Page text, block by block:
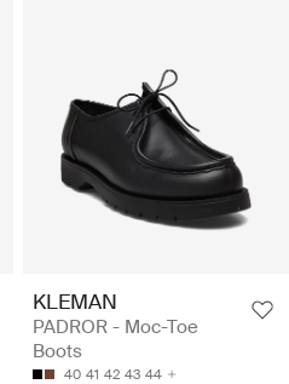
KLEMAN
PADROR - Moc-Toe
Boots
40 41 42 43 44